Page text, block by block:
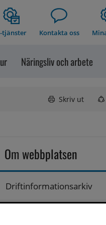
tjänster Kontakta oss
Näringsliv och arbete
Skriv ut
Om webbplatsen
Driftinformationsarkiv
Hantering av